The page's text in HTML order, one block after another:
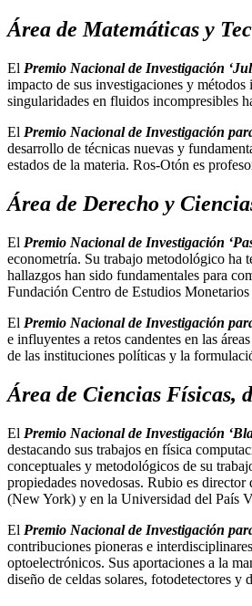
Área de Matemáticas y
El Premio Nacional de Investigación
impacto de sus investigaciones y
singularidades en fluidos incompresibles
El Premio Nacional de Investigación
desarrollo de técnicas nuevas y
estados de la materia. Ros-Otón es
Área de Derecho y
El Premio Nacional de Investigación
econometría. Su trabajo metodológico ha
hallazgos han sido fundamentales para
Fundación Centro de Estudios
El Premio Nacional de Investigación
e influyentes a retos candentes en las
de las instituciones políticas y la
Área de Ciencias Físicas,
El Premio Nacional de Investigación
destacando sus trabajos en física
conceptuales y metodológicos de su
propiedades novedosas. Rubio es
(New York) y en la Universidad del País
El Premio Nacional de Investigación
contribuciones pioneras e
optoelectrónicos. Sus aportaciones a la
diseño de celdas solares, fotodetectores